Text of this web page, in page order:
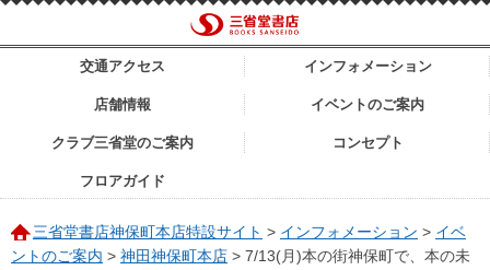
交通アクセス インフォメーション
店舗情報 イベントのご案内
クラブ三省堂のご案内 コンセプト
フロアガイド
三省堂書店神保町本店特設サイト > インフォメーション > イベ
ントのご案内 > 神田神保町本店 > 7/13(月)本の街神保町で、本の未